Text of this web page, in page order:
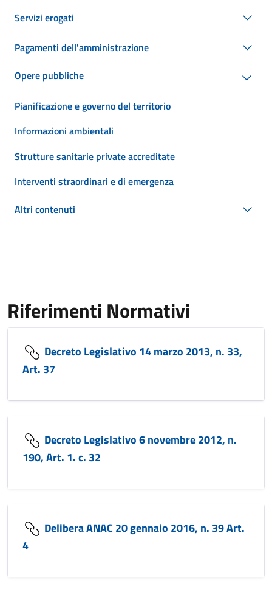
Servizi erogati
Pagamenti dell'amministrazione
Opere pubbliche
Pianificazione e governo del territorio
Informazioni ambientali
Strutture sanitarie private accreditate
Interventi straordinari e di emergenza
Altri contenuti
Riferimenti Normativi
Decreto Legislativo 14 marzo 2013, n. 33,
Art. 37
Decreto Legislativo 6 novembre 2012, n.
190, Art. 1. c. 32
Delibera ANAC 20 gennaio 2016, n. 39 Art.
4